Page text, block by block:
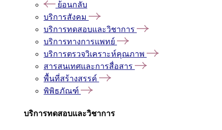
ย้อนกลับ
บริการสังคม
บริการทดสอบและวิชาการ
บริการทางการแพทย์
บริการตรวจวิเคราะห์คุณภาพ
สารสนเทศและการสื่อสาร
พื้นที่สร้างสรรค์
พิพิธภัณฑ์
บริการทดสอบและวิชาการ